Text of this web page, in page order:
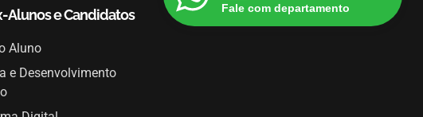
Alunos e Candidatos
Aluno
e Desenvolvimento
Fale com departamento